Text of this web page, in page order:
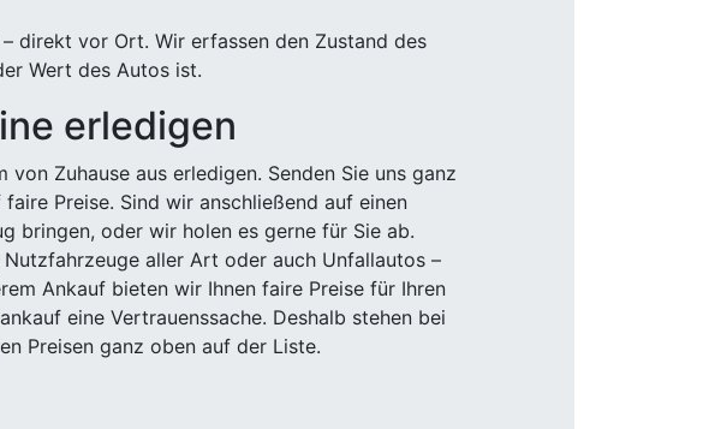
direkt vor Ort. Wir erfassen den Zustand des
Wert des Autos ist.
erledigen
Zuhause aus erledigen. Senden Sie uns ganz
Preise. Sind wir anschließend auf einen
bringen, oder wir holen es gerne für Sie ab.
aller Art oder auch Unfallautos –
Ankauf bieten wir Ihnen faire Preise für Ihren
eine Vertrauenssache. Deshalb stehen bei
Preisen ganz oben auf der Liste.